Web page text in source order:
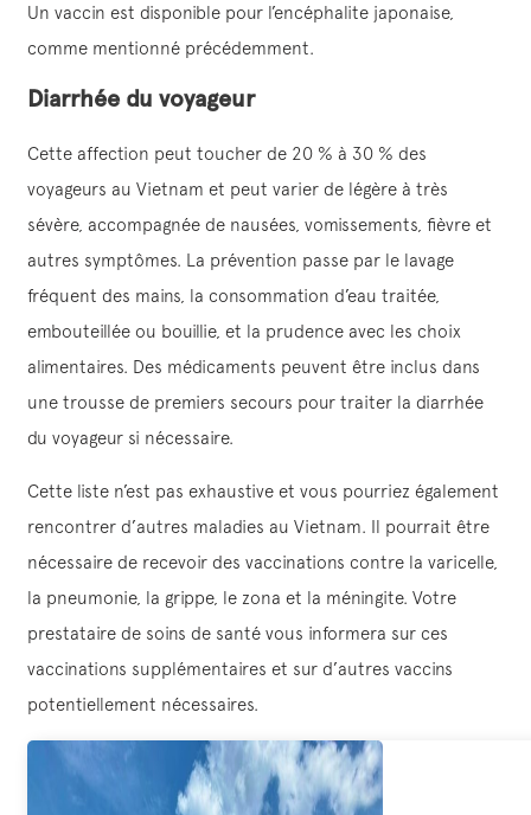
Un vaccin est disponible pour l’encéphalite japonaise,
comme mentionné précédemment.
Diarrhée du voyageur
Cette affection peut toucher de 20 % à 30 % des
voyageurs au Vietnam et peut varier de légère à très
sévère, accompagnée de nausées, vomissements, fièvre et
autres symptômes. La prévention passe par le lavage
fréquent des mains, la consommation d’eau traitée,
embouteillée ou bouillie, et la prudence avec les choix
alimentaires. Des médicaments peuvent être inclus dans
une trousse de premiers secours pour traiter la diarrhée
du voyageur si nécessaire.
Cette liste n’est pas exhaustive et vous pourriez également
rencontrer d’autres maladies au Vietnam. Il pourrait être
nécessaire de recevoir des vaccinations contre la varicelle,
la pneumonie, la grippe, le zona et la méningite. Votre
prestataire de soins de santé vous informera sur ces
vaccinations supplémentaires et sur d’autres vaccins
potentiellement nécessaires.